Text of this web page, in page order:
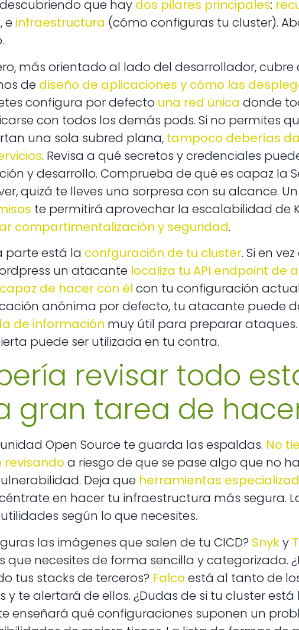
que hay dos pilares principales:
e infraestructura (cómo configuras tu cluster).
más orientado al lado del desarrollador,
de diseño de aplicaciones y cómo las
configura por defecto una red única donde
con todos los demás pods. Si no permites
una sola subred plana, tampoco deberías
. Revisa a qué secretos y credenciales
y desarrollo. Comprueba de qué es capaz la
quizá te lleves una sorpresa con su alcance.
te permitirá aprovechar la escalabilidad de
compartimentalización y seguridad.
parte está la confguración de tu cluster. Si en
un atacante localiza tu API endpoint de
de hacer con él con tu configuración
anónima por defecto, tu atacante puede
de información muy útil para preparar
puede ser utilizada en tu contra.
revisar todo
gran tarea de
Open Source te guarda las espaldas. No
revisando a riesgo de que se pase algo que no
Deja que herramientas
en hacer tu infraestructura más segura.
según lo que necesites.
las imágenes que salen de tu CICD? Snyky
que necesites de forma sencilla y categorizada.
tus stacks de terceros? Falco está al tanto de
y te alertará de ellos. ¿Dudas de si tu cluster
enseñará qué configuraciones suponen un